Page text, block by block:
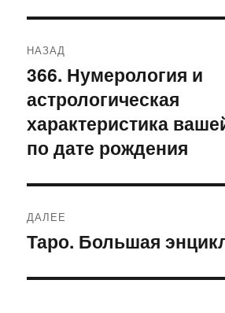
по
записям
НАЗАД
Предыдущая
запись:
366. Нумерология и
астрологическая
характеристика
по дате рождения
ДАЛЕЕ
Следующая
Таро. Большая